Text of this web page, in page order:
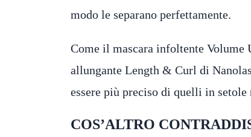
modo le separano perfettamente.
Come il mascara infoltente Volume
allungante Length & Curl di
essere più preciso di quelli in
COS’ALTRO